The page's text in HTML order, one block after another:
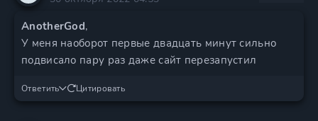
AnotherGod,
У меня наоборот первые двадцать минут сильно
подвисало пару раз даже сайт перезапустил
Ответить Цитировать